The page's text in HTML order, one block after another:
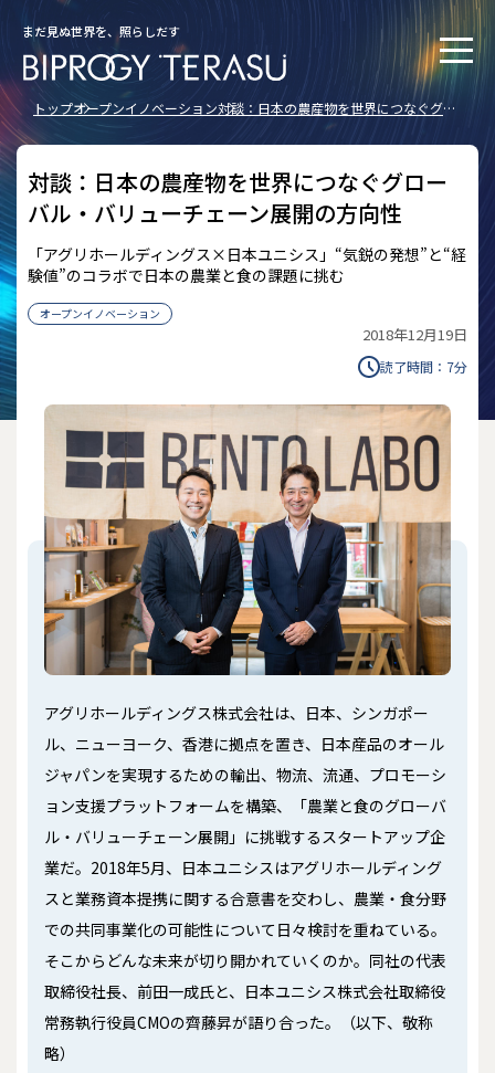
まだ見ぬ世界を、照らしだす
トップオープンイノベーション対談：日本の農産物を世界につなぐグロ
ーバル・バリューチェーン展開の方向性
対談：日本の農産物を世界につなぐグロー
バル・バリューチェーン展開の方向性
「アグリホールディングス×日本ユニシス」――“気鋭の発想”と“経
験値”のコラボで日本の農業と食の課題に挑む
オープンイノベーション
2018年12月19日
読了時間： 7分
アグリホールディングス株式会社は、日本、シンガポー
ル、ニューヨーク、香港に拠点を置き、日本産品のオール
ジャパンを実現するための輸出、物流、流通、プロモーシ
ョン支援プラットフォームを構築、「農業と食のグローバ
ル・バリューチェーン展開」に挑戦するスタートアップ企
業だ。2018年5月、日本ユニシスはアグリホールディング
スと業務資本提携に関する合意書を交わし、農業・食分野
での共同事業化の可能性について日々検討を重ねている。
そこからどんな未来が切り開かれていくのか。同社の代表
取締役社長、前田一成氏と、日本ユニシス株式会社取締役
常務執行役員CMOの齊藤昇が語り合った。（以下、敬称
略）